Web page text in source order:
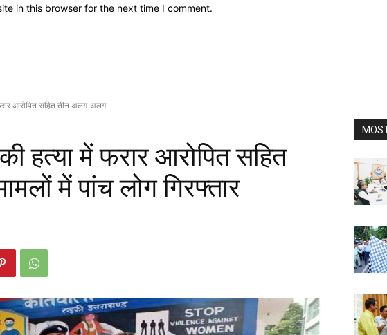
in this browser for the next time I comment.